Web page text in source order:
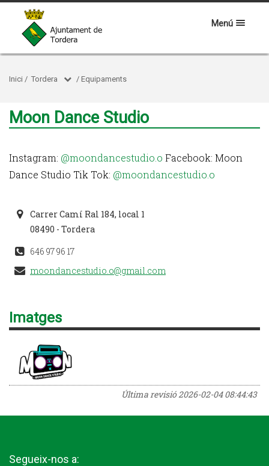
Menú
Inici / Tordera / Equipaments
Moon Dance Studio
Instagram: @moondancestudio.o Facebook: Moon
Dance Studio Tik Tok: @moondancestudio.o
Carrer Camí Ral 184, local 1
08490 - Tordera
646 97 96 17
moondancestudio.o@gmail.com
Imatges
Última revisió2026-02-04 08:44:43
Segueix-nos a: